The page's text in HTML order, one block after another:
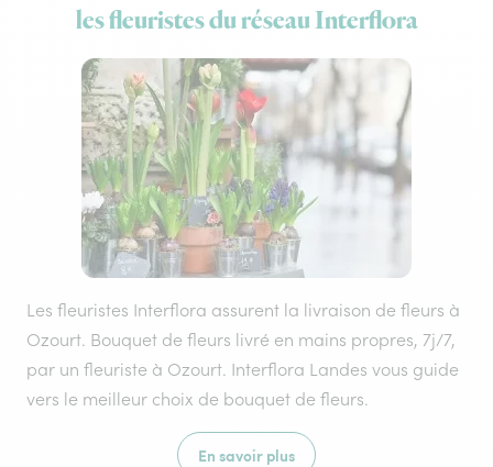
les fleuristes du réseau Interflora
Les fleuristes Interflora assurent la livraison de fleurs à
Ozourt. Bouquet de fleurs livré en mains propres, 7j/7,
par un fleuriste à Ozourt. Interflora Landes vous guide
vers le meilleur choix de bouquet de fleurs.
En savoir plus